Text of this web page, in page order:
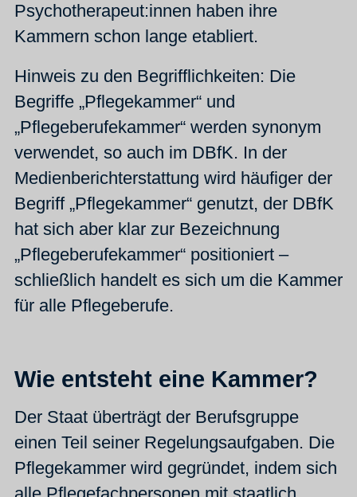
Psychotherapeut:innen haben ihre
Kammern schon lange etabliert.
Hinweis zu den Begrifflichkeiten: Die
Begriffe „Pflegekammer“ und
„Pflegeberufekammer“ werden synonym
verwendet, so auch im DBfK. In der
Medienberichterstattung wird häufiger der
Begriff „Pflegekammer“ genutzt, der DBfK
hat sich aber klar zur Bezeichnung
„Pflegeberufekammer“ positioniert –
schließlich handelt es sich um die Kammer
für alle Pflegeberufe.
Wie entsteht eine Kammer?
Der Staat überträgt der Berufsgruppe
einen Teil seiner Regelungsaufgaben. Die
Pflegekammer wird gegründet, indem sich